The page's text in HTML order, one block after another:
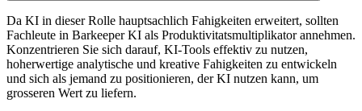
Da KI in dieser Rolle hauptsachlich Fahigkeiten erweitert, sollten
Fachleute in Barkeeper KI als Produktivitatsmultiplikator annehmen.
Konzentrieren Sie sich darauf, KI-Tools effektiv zu nutzen,
hoherwertige analytische und kreative Fahigkeiten zu entwickeln
und sich als jemand zu positionieren, der KI nutzen kann, um
grosseren Wert zu liefern.